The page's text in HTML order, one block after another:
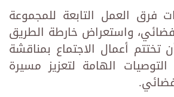
العمل التابعة للمجموعة
واستعراض خارطة الطريق
قبل أن تختتم أعمال الاجتماع بمناقشة
الهامة لتعزيز مسيرة